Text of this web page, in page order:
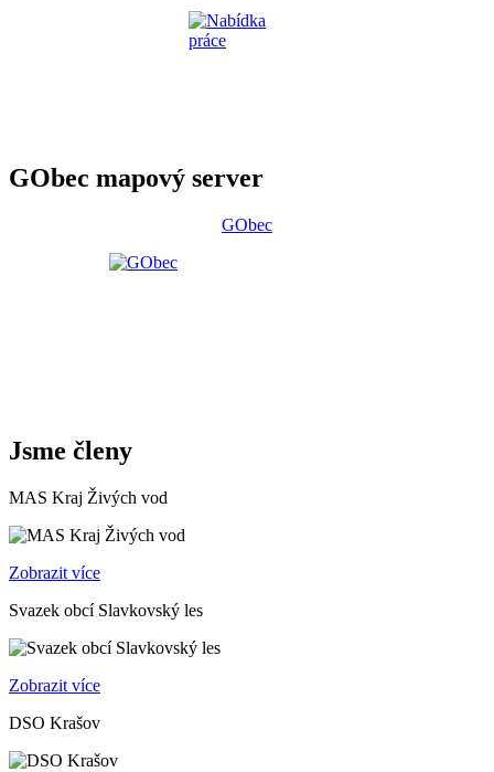
GObec mapový server
GObec
Jsme členy
MAS Kraj Živých vod
Zobrazit více
Svazek obcí Slavkovský les
Zobrazit více
DSO Krašov